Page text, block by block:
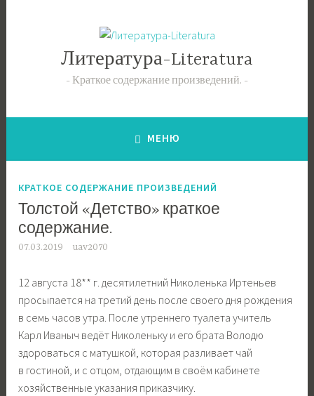
Литература-Literatura
Краткое содержание произведений.
МЕНЮ
КРАТКОЕ СОДЕРЖАНИЕ ПРОИЗВЕДЕНИЙ
Толстой «Детство» краткое
содержание.
07.03.2019 uav2070
12 августа 18** г. десятилетний Николенька Иртеньев
просыпается на третий день после своего дня рождения
в семь часов утра. После утреннего туалета учитель
Карл Иваныч ведёт Николеньку и его брата Володю
здороваться с матушкой, которая разливает чай
в гостиной, и с отцом, отдающим в своём кабинете
хозяйственные указания приказчику.